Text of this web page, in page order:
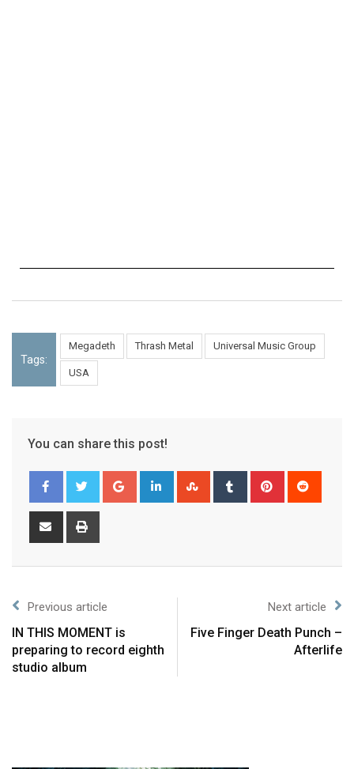
Tags:
Megadeth Thrash Metal Universal Music Group
USA
You can share this post!
Previous article
IN THIS MOMENT is
preparing to record eighth
studio album
Next article
Five Finger Death Punch –
Afterlife